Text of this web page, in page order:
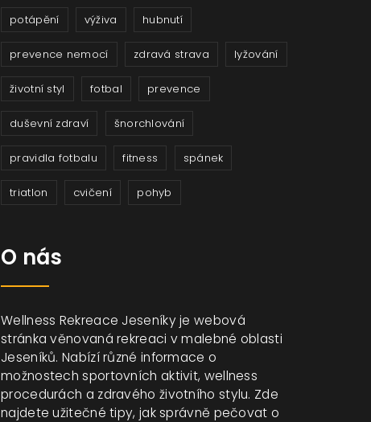
potápění výživa hubnutí
prevence nemocí zdravá strava lyžování
životní styl fotbal prevence
duševní zdraví šnorchlování
pravidla fotbalu fitness spánek
triatlon cvičení pohyb
O nás
Wellness Rekreace Jeseníky je webová
stránka věnovaná rekreaci v malebné oblasti
Jeseníků. Nabízí různé informace o
možnostech sportovních aktivit, wellness
procedurách a zdravého životního stylu. Zde
najdete užitečné tipy, jak správně pečovat o